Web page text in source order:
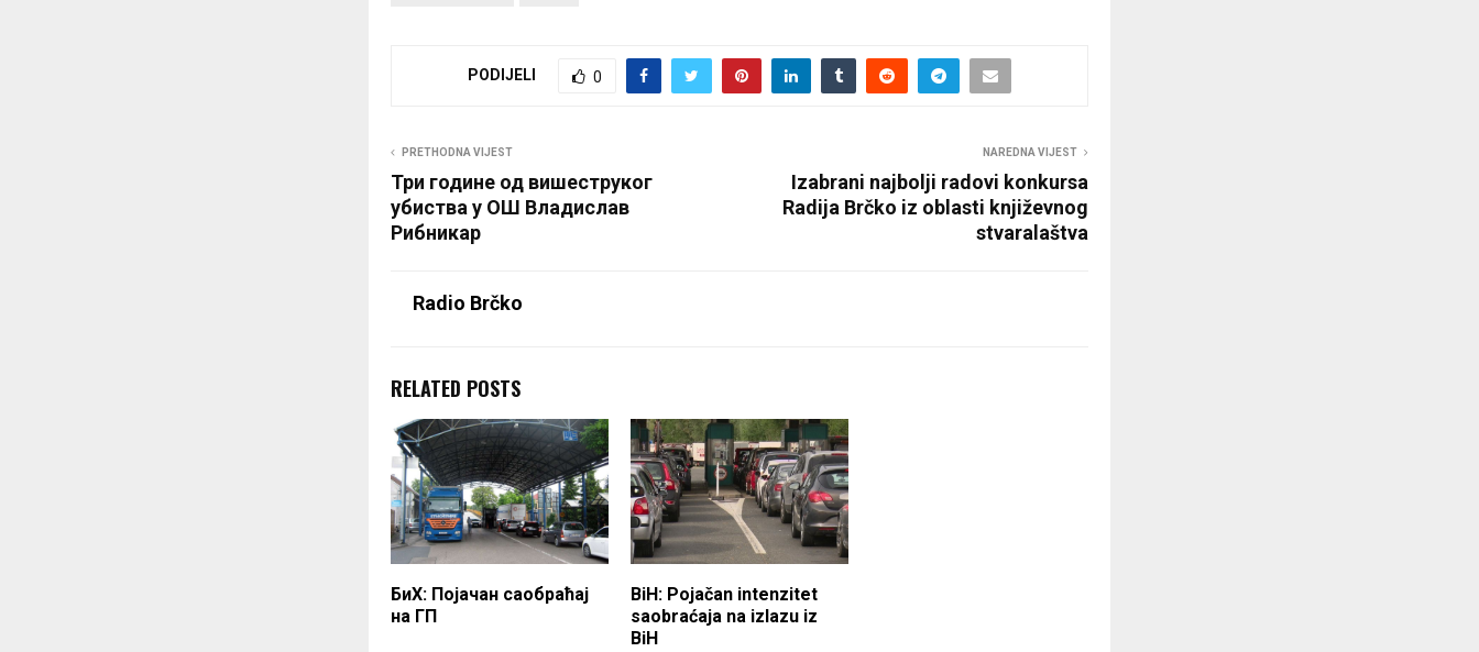
PODIJELI 0
PRETHODNA VIJEST
Три године од вишеструког
убиства у ОШ Владислав
Рибникар
NAREDNA VIJEST
Izabrani najbolji radovi konkursa
Radija Brčko iz oblasti književnog
stvaralaštva
Radio Brčko
RELATED POSTS
БиХ: Појачан саобраћај
на ГП
BiH: Pojačan intenzitet
saobraćaja na izlazu iz
BiH